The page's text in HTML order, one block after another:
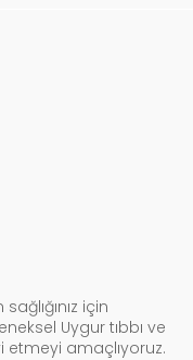
için
Uygur tıbbı ve
etmeyi amaçlıyoruz.